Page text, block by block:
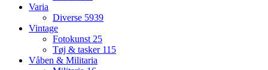
Varia
Diverse 5939
Vintage
Fotokunst 25
Tøj & tasker 115
Våben & Militaria